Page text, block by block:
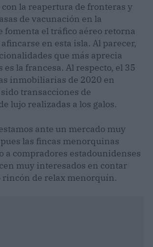
con la reapertura de fronteras y
de vacunación en la
fomenta el tráfico aéreo retorna
en esta isla. Al parecer,
que más aprecia
es la francesa. Al respecto, el 35
inmobiliarias de 2020 en
transacciones de
lujo realizadas a los galos.
ante un mercado muy
las fincas menorquinas
a compradores estadounidenses
muy interesados en contar
rincón de relax menorquín.